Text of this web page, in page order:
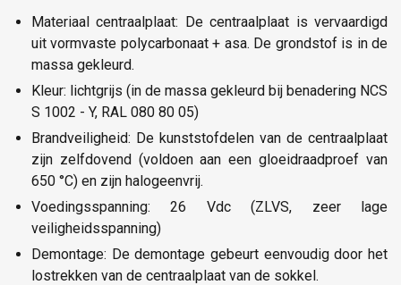
Materiaal centraalplaat: De centraalplaat is vervaardigd
uit vormvaste polycarbonaat + asa. De grondstof is in de
massa gekleurd.
Kleur: lichtgrijs (in de massa gekleurd bij benadering NCS
S 1002 - Y, RAL 080 80 05)
Brandveiligheid: De kunststofdelen van de centraalplaat
zijn zelfdovend (voldoen aan een gloeidraadproef van
650 °C) en zijn halogeenvrij.
Voedingsspanning: 26 Vdc (ZLVS, zeer lage
veiligheidsspanning)
Demontage: De demontage gebeurt eenvoudig door het
lostrekken van de centraalplaat van de sokkel.